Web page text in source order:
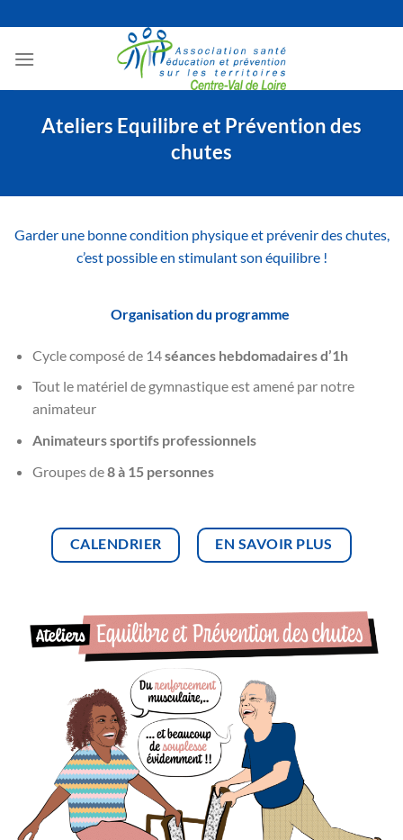
au
contenu
Ateliers Equilibre et Prévention des
chutes
Garder une bonne condition physique et prévenir des chutes,
c’est possible en stimulant son équilibre !
Organisation du programme
Cycle composé de 14séances hebdomadaires d’1h
Tout le matériel de gymnastique est amené par notre
animateur
Animateurs sportifs professionnels
Groupes de8 à 15 personnes
CALENDRIER EN SAVOIR PLUS